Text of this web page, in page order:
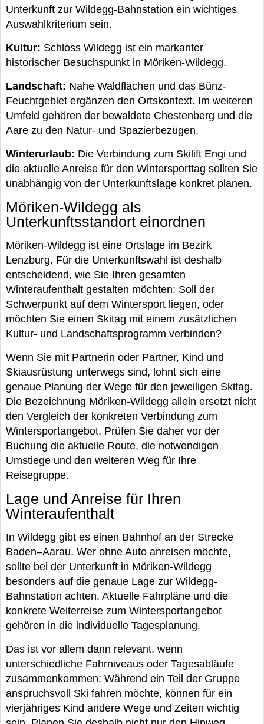
Unterkunft zur Wildegg-Bahnstation ein wichtiges
Auswahlkriterium sein.
Kultur: Schloss Wildegg ist ein markanter
historischer Besuchspunkt in Möriken-Wildegg.
Landschaft: Nahe Waldflächen und das Bünz-
Feuchtgebiet ergänzen den Ortskontext. Im weiteren
Umfeld gehören der bewaldete Chestenberg und die
Aare zu den Natur- und Spazierbezügen.
Winterurlaub: Die Verbindung zum Skilift Engi und
die aktuelle Anreise für den Wintersporttag sollten Sie
unabhängig von der Unterkunftslage konkret planen.
Möriken-Wildegg als
Unterkunftsstandort einordnen
Möriken-Wildegg ist eine Ortslage im Bezirk
Lenzburg. Für die Unterkunftswahl ist deshalb
entscheidend, wie Sie Ihren gesamten
Winteraufenthalt gestalten möchten: Soll der
Schwerpunkt auf dem Wintersport liegen, oder
möchten Sie einen Skitag mit einem zusätzlichen
Kultur- und Landschaftsprogramm verbinden?
Wenn Sie mit Partnerin oder Partner, Kind und
Skiausrüstung unterwegs sind, lohnt sich eine
genaue Planung der Wege für den jeweiligen Skitag.
Die Bezeichnung Möriken-Wildegg allein ersetzt nicht
den Vergleich der konkreten Verbindung zum
Wintersportangebot. Prüfen Sie daher vor der
Buchung die aktuelle Route, die notwendigen
Umstiege und den weiteren Weg für Ihre
Reisegruppe.
Lage und Anreise für Ihren
Winteraufenthalt
In Wildegg gibt es einen Bahnhof an der Strecke
Baden–Aarau. Wer ohne Auto anreisen möchte,
sollte bei der Unterkunft in Möriken-Wildegg
besonders auf die genaue Lage zur Wildegg-
Bahnstation achten. Aktuelle Fahrpläne und die
konkrete Weiterreise zum Wintersportangebot
gehören in die individuelle Tagesplanung.
Das ist vor allem dann relevant, wenn
unterschiedliche Fahrniveaus oder Tagesabläufe
zusammenkommen: Während ein Teil der Gruppe
anspruchsvoll Ski fahren möchte, können für ein
vierjähriges Kind andere Wege und Zeiten wichtig